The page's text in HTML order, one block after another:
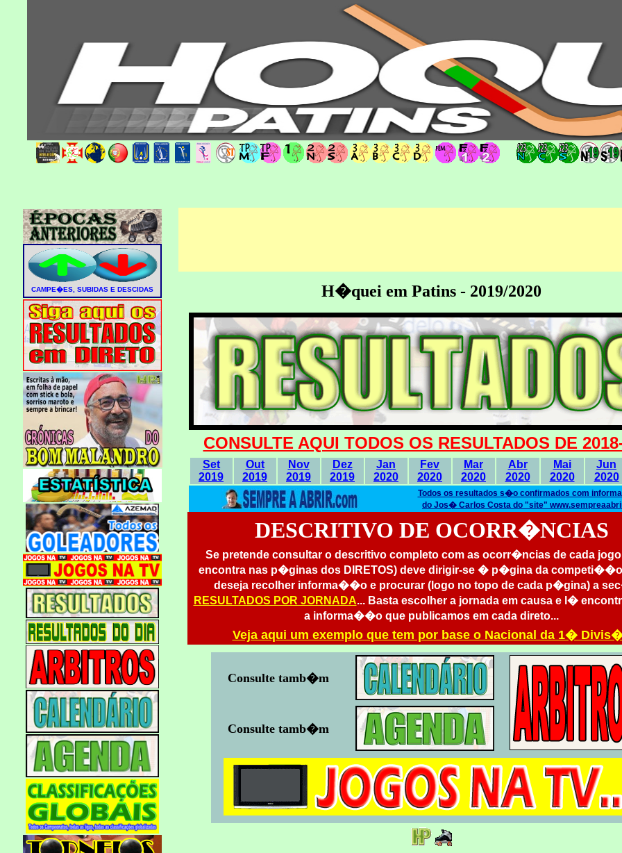
H�quei em Patins - 2019/2020
CONSULTE AQUI TODOS OS RESULTADOS DE
Set
2019
Out
2019
Nov
2019
Dez
2019
Jan
2020
Fev
2020
Mar
2020
Abr
2020
Mai
2020
Jun
2020
Todos os resultados s�o confirmados com
do Jos� Carlos Costa do "site"
DESCRITIVO DE OCORR�NCIAS
Se pretende consultar o descritivo completo com as ocorr�ncias de cada
encontra nas p�ginas dos DIRETOS) deve dirigir-se � p�gina da
deseja recolher informa��o e procurar (logo no topo de cada p�gina) a
RESULTADOS POR JORNADA... Basta escolher a jornada em causa e l�
a informa��o que publicamos em cada direto...
Veja aqui um exemplo que tem por base o Nacional da 1�
Consulte tamb�m
Consulte tamb�m